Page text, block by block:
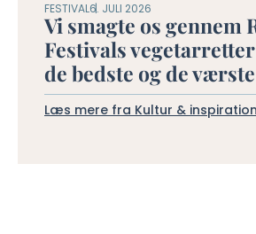
FESTIVAL6. JULI 2026
Vi smagte os gennem
Festivals
de bedste og de værste
Læs mere fra Kultur & inspiration